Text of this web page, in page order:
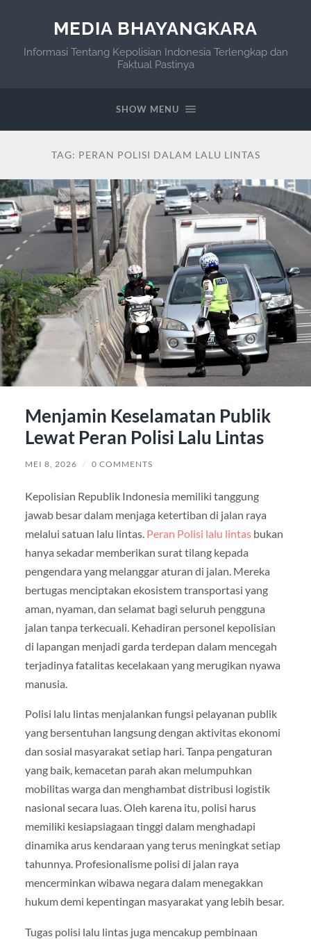
MEDIA BHAYANGKARA
Informasi Tentang Kepolisian Indonesia Terlengkap dan
Faktual Pastinya
SHOW MENU
TAG: PERAN POLISI DALAM LALU LINTAS
Menjamin Keselamatan Publik
Lewat Peran Polisi Lalu Lintas
MEI 8, 2026 / 0 COMMENTS
Kepolisian Republik Indonesia memiliki tanggung
jawab besar dalam menjaga ketertiban di jalan raya
melalui satuan lalu lintas. Peran Polisi lalu lintasbukan
hanya sekadar memberikan surat tilang kepada
pengendara yang melanggar aturan di jalan. Mereka
bertugas menciptakan ekosistem transportasi yang
aman, nyaman, dan selamat bagi seluruh pengguna
jalan tanpa terkecuali. Kehadiran personel kepolisian
di lapangan menjadi garda terdepan dalam mencegah
terjadinya fatalitas kecelakaan yang merugikan nyawa
manusia.
Polisi lalu lintas menjalankan fungsi pelayanan publik
yang bersentuhan langsung dengan aktivitas ekonomi
dan sosial masyarakat setiap hari. Tanpa pengaturan
yang baik, kemacetan parah akan melumpuhkan
mobilitas warga dan menghambat distribusi logistik
nasional secara luas. Oleh karena itu, polisi harus
memiliki kesiapsiagaan tinggi dalam menghadapi
dinamika arus kendaraan yang terus meningkat setiap
tahunnya. Profesionalisme polisi di jalan raya
mencerminkan wibawa negara dalam menegakkan
hukum demi kepentingan masyarakat yang lebih besar.
Tugas polisi lalu lintas juga mencakup pembinaan